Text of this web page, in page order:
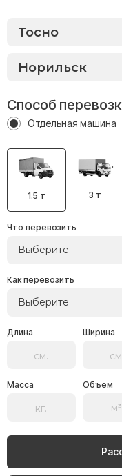
Способ
Отдельная машина
1.5 т 3 т
Что перевозить
Выберите
Как перевозить
Выберите
Длина Ширина
Масса Объем